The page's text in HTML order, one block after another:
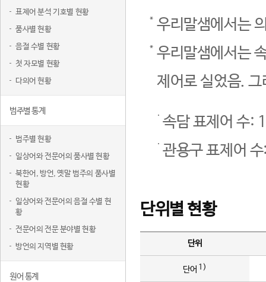
표제어 분석 기호별 현황
품사별 현황
음절 수별 현황
첫 자모별 현황
다의어 현황
범주별 통계
범주별 현황
일상어와 전문어의 품사별 현황
북한어, 방언, 옛말 범주의 품사별
현황
일상어와 전문어의 음절 수별 현
황
전문어의 전문 분야별 현황
방언의 지역별 현황
원어 통계
우리말샘에서는
우리말샘에서는
제어로 실었음.
속담 표제어 수:
관용구 표제어
단위별 현황
단위
단어 1)